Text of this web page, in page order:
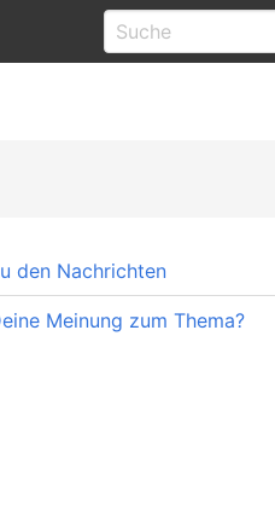
den Nachrichten
Meinung zum Thema?